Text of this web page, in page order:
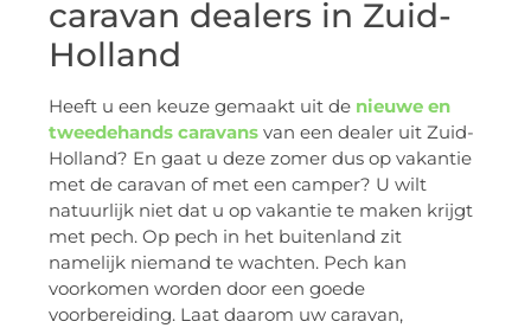
caravan dealers in Zuid-
Holland
Heeft u een keuze gemaakt uit de nieuwe en
tweedehands caravans van een dealer uit Zuid-
Holland? En gaat u deze zomer dus op vakantie
met de caravan of met een camper? U wilt
natuurlijk niet dat u op vakantie te maken krijgt
met pech. Op pech in het buitenland zit
namelijk niemand te wachten. Pech kan
voorkomen worden door een goede
voorbereiding. Laat daarom uw caravan,